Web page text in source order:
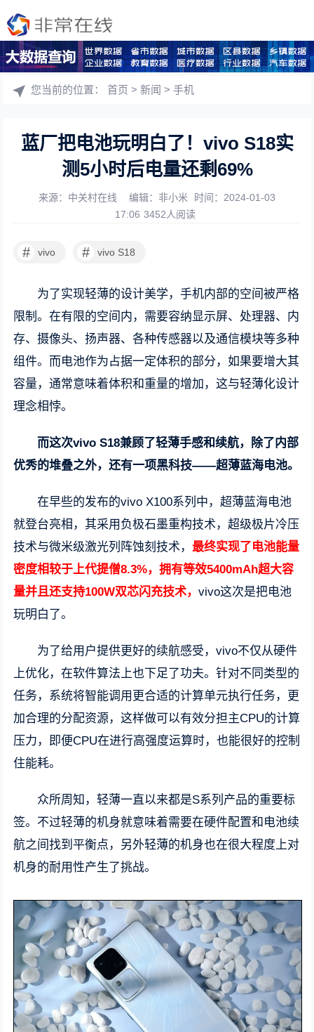
您当前的位置：首页 >新闻 >手机
蓝厂把电池玩明白了！vivo S18实
测5小时后电量还剩69%
来源：中关村在线 编辑：非小米
时间：2024-01-03
17:06 3452人阅读
# vivo # vivo S18
为了实现轻薄的设计美学，手机内部的空间被严格
限制。在有限的空间内，需要容纳显示屏、处理器、内
存、摄像头、扬声器、各种传感器以及通信模块等多种
组件。而电池作为占据一定体积的部分，如果要增大其
容量，通常意味着体积和重量的增加，这与轻薄化设计
理念相悖。
而这次vivo S18兼顾了轻薄手感和续航，除了内部
优秀的堆叠之外，还有一项黑科技——超薄蓝海电池。
在早些的发布的vivo X100系列中，超薄蓝海电池
就登台亮相，其采用负极石墨重构技术，超级极片冷压
技术与微米级激光列阵蚀刻技术，最终实现了电池能量
密度相较于上代提僧8.3%，拥有等效5400mAh超大容
量并且还支持100W双芯闪充技术，vivo这次是把电池
玩明白了。
为了给用户提供更好的续航感受，vivo不仅从硬件
上优化，在软件算法上也下足了功夫。针对不同类型的
任务，系统将智能调用更合适的计算单元执行任务，更
加合理的分配资源，这样做可以有效分担主CPU的计算
压力，即便CPU在进行高强度运算时，也能很好的控制
住能耗。
众所周知，轻薄一直以来都是S系列产品的重要标
签。不过轻薄的机身就意味着需要在硬件配置和电池续
航之间找到平衡点，另外轻薄的机身也在很大程度上对
机身的耐用性产生了挑战。